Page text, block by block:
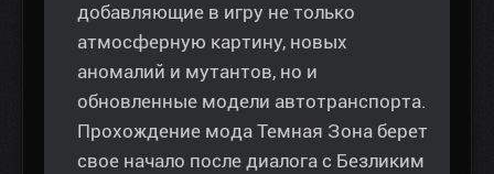
добавляющие в игру не только
атмосферную картину, новых
аномалий и мутантов, но и
обновленные модели автотранспорта.
Прохождение мода Темная Зона берет
свое начало после диалога с Безликим